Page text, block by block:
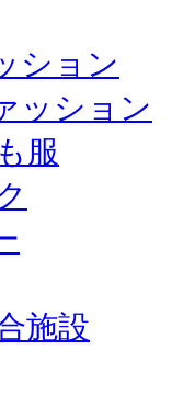
ション
ッション
服
施設